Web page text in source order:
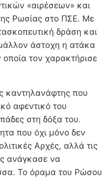
«αιρέσεων» και
Ρωσίας στο ΠΣΕ. Με
δράση και
άστοχη η ατάκα
τον χαρακτήρισε
καντηλανάφτης που
αφεντικό του
στη δόξα του.
που όχι μόνο δεν
Αρχές, αλλά τις
ανάγκασε να
Το όραμα του Ρώσου